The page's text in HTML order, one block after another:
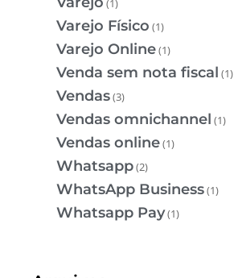
(1)
Varejo Físico (1)
Varejo Online(1)
Venda sem nota fiscal (1)
Vendas(3)
Vendas omnichannel (1)
Vendas online(1)
Whatsapp(2)
WhatsApp Business(1)
Whatsapp Pay(1)